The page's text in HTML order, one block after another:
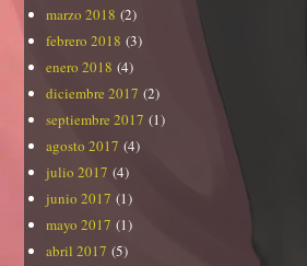
marzo 2018 (2)
febrero 2018 (3)
enero 2018 (4)
diciembre 2017 (2)
septiembre 2017 (1)
agosto 2017 (4)
julio 2017 (4)
junio 2017 (1)
mayo 2017 (1)
abril 2017 (5)